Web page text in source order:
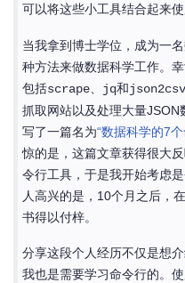
可以将这些小工具结合起来
当我拿到博士学位，成为一
种方法来做数据科学工作。
包括scrape jq和json2csv
抓取网站以及处理大量
写了一篇名为“数据科学的7
惊的是，这篇文章获得很大
令行工具，于是我开始考虑
人高兴的是，10个月之后，
书得以付梓。
分享这段个人经历不仅是想
我也是需要学习命令行的。